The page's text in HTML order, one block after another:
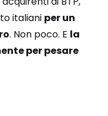
italiani per un
. Non poco. E la
per pesare